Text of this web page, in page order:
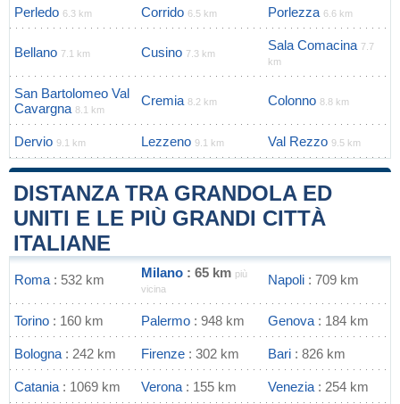
Perledo 6.3 km Corrido 6.5 km Porlezza 6.6 km
Bellano 7.1 km Cusino 7.3 km
Sala Comacina 7.7
km
San Bartolomeo Val
Cavargna 8.1 km
Cremia 8.2 km Colonno 8.8 km
Dervio 9.1 km Lezzeno 9.1 km Val Rezzo 9.5 km
DISTANZA TRA GRANDOLA ED
UNITI E LE PIÙ GRANDI CITTÀ
ITALIANE
Roma : 532 km Milano : 65 km più
vicina
Napoli : 709 km
Torino : 160 km Palermo : 948 km Genova : 184 km
Bologna : 242 km Firenze : 302 km Bari : 826 km
Catania : 1069 km Verona : 155 km Venezia : 254 km